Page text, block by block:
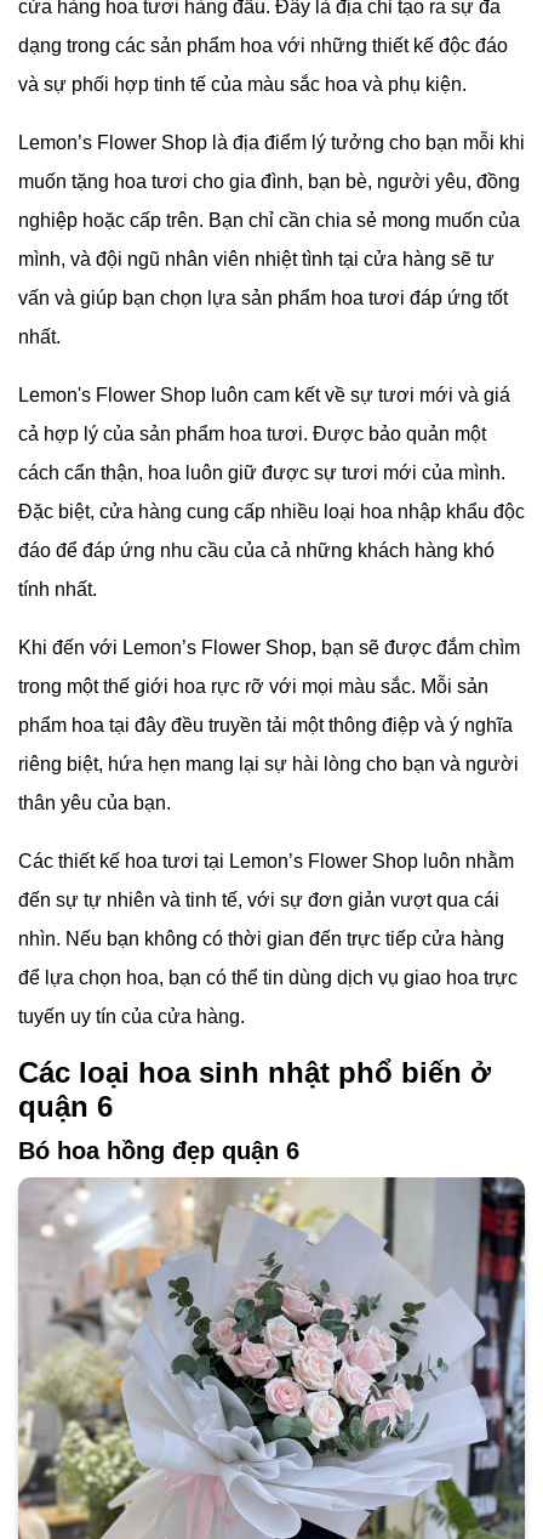
cửa hàng hoa tươi hàng đầu. Đây là địa chỉ tạo ra sự đa
dạng trong các sản phẩm hoa với những thiết kế độc đáo
và sự phối hợp tinh tế của màu sắc hoa và phụ kiện.
Lemon’s Flower Shop là địa điểm lý tưởng cho bạn mỗi khi
muốn tặng hoa tươi cho gia đình, bạn bè, người yêu, đồng
nghiệp hoặc cấp trên. Bạn chỉ cần chia sẻ mong muốn của
mình, và đội ngũ nhân viên nhiệt tình tại cửa hàng sẽ tư
vấn và giúp bạn chọn lựa sản phẩm hoa tươi đáp ứng tốt
nhất.
Lemon's Flower Shop luôn cam kết về sự tươi mới và giá
cả hợp lý của sản phẩm hoa tươi. Được bảo quản một
cách cẩn thận, hoa luôn giữ được sự tươi mới của mình.
Đặc biệt, cửa hàng cung cấp nhiều loại hoa nhập khẩu độc
đáo để đáp ứng nhu cầu của cả những khách hàng khó
tính nhất.
Khi đến với Lemon’s Flower Shop, bạn sẽ được đắm chìm
trong một thế giới hoa rực rỡ với mọi màu sắc. Mỗi sản
phẩm hoa tại đây đều truyền tải một thông điệp và ý nghĩa
riêng biệt, hứa hẹn mang lại sự hài lòng cho bạn và người
thân yêu của bạn.
Các thiết kế hoa tươi tại Lemon’s Flower Shop luôn nhằm
đến sự tự nhiên và tinh tế, với sự đơn giản vượt qua cái
nhìn. Nếu bạn không có thời gian đến trực tiếp cửa hàng
để lựa chọn hoa, bạn có thể tin dùng dịch vụ giao hoa trực
tuyến uy tín của cửa hàng.
Các loại hoa sinh nhật phổ biến ở
quận 6
Bó hoa hồng đẹp quận 6